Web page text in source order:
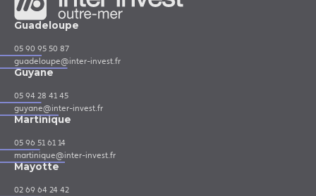
Guadeloupe
05 90 95 50 87
guadeloupe@inter-invest.fr
Guyane
05 94 28 41 45
guyane@inter-invest.fr
Martinique
05 96 51 61 14
martinique@inter-invest.fr
Mayotte
02 69 64 24 42